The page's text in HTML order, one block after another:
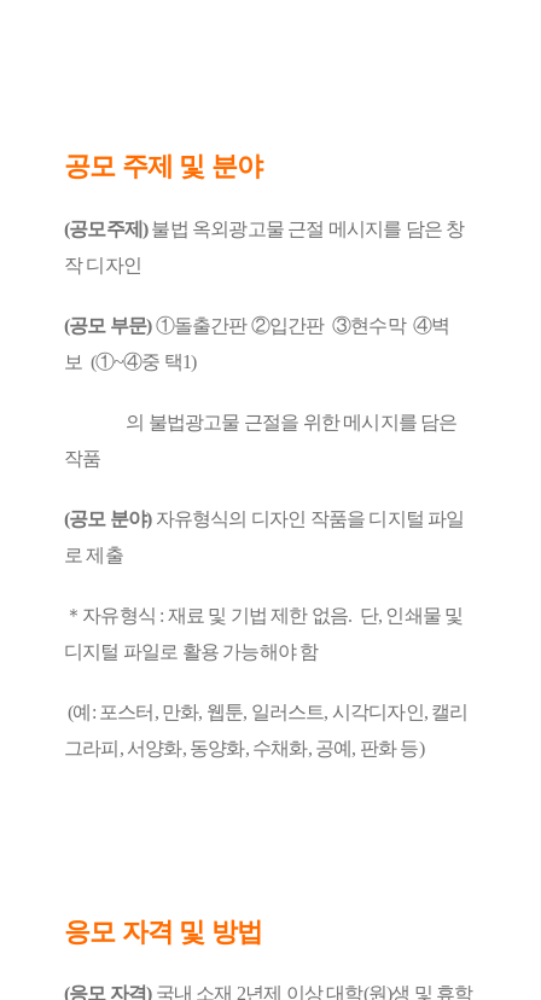
공모 주제 및 분야
(공모주제)불법 옥외광고물 근절 메시지를 담은 창
작 디자인
(공모 부문) ①돌출간판 ②입간판 ③현수막 ④벽
보 (①~④중 택1)
의 불법광고물 근절을 위한 메시지를 담은
작품
(공모 분야) 자유형식의 디자인 작품을 디지털 파일
로 제출
＊자유형식 : 재료 및 기법 제한 없음. 단, 인쇄물 및
디지털 파일로 활용 가능해야 함
(예: 포스터, 만화, 웹툰, 일러스트, 시각디자인, 캘리
그라피, 서양화, 동양화, 수채화, 공예, 판화 등)
응모 자격 및 방법
(응모 자격) 국내 소재 2년제 이상 대학(원)생 및 휴학